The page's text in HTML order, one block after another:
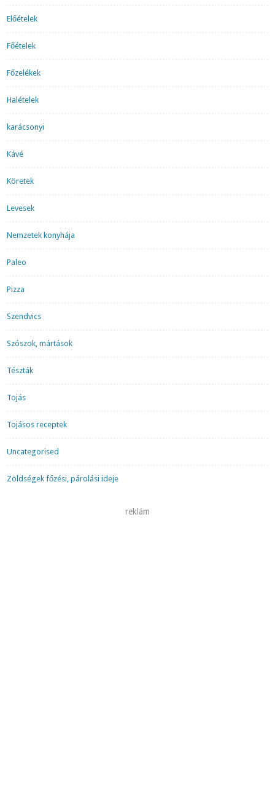
Előételek
Főételek
Főzelékek
Halételek
karácsonyi
Kávé
Köretek
Levesek
Nemzetek konyhája
Paleo
Pizza
Szendvics
Szószok, mártások
Tészták
Tojás
Tojásos receptek
Uncategorised
Zöldségek főzési, párolási ideje
reklám